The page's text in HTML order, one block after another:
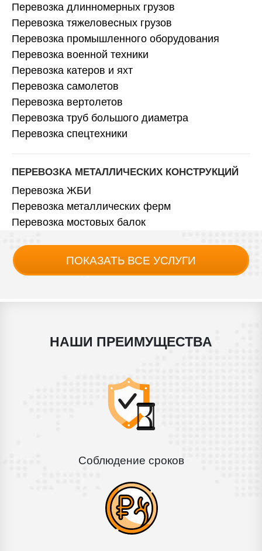
Перевозка длинномерных грузов
Перевозка тяжеловесных грузов
Перевозка промышленного оборудования
Перевозка военной техники
Перевозка катеров и яхт
Перевозка самолетов
Перевозка вертолетов
Перевозка труб большого диаметра
Перевозка спецтехники
ПЕРЕВОЗКА МЕТАЛЛИЧЕСКИХ КОНСТРУКЦИЙ
Перевозка ЖБИ
Перевозка металлических ферм
Перевозка мостовых балок
ПОКАЗАТЬ ВСЕ УСЛУГИ
НАШИ ПРЕИМУЩЕСТВА
Соблюдение сроков